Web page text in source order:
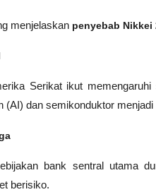
menjelaskan penyebab Nikkei
Serikat ikut
(AI) dan semikonduktor
bank sentral utama
berisiko.